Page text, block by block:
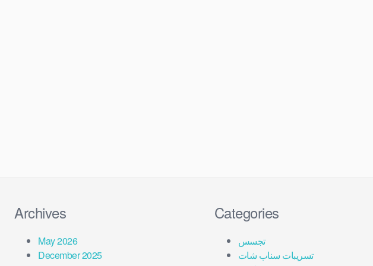
Archives
May 2026
December 2025
Categories
تجسس
تسريبات سناب شات